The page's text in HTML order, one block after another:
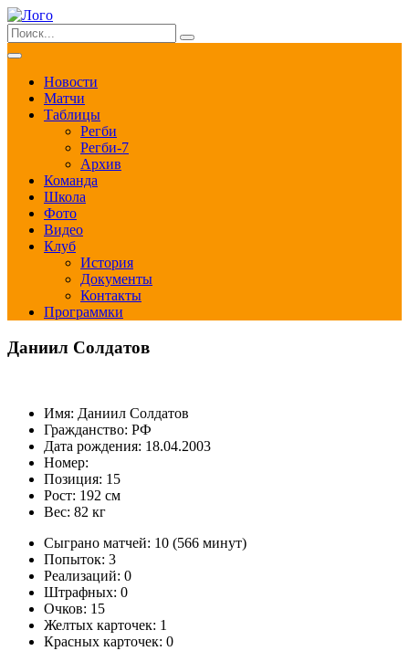
Новости
Матчи
Таблицы
Регби
Регби-7
Архив
Команда
Школа
Фото
Видео
Клуб
История
Документы
Контакты
Программки
Даниил Солдатов
Имя: Даниил Солдатов
Гражданство: РФ
Дата рождения: 18.04.2003
Номер:
Позиция: 15
Рост: 192 см
Вес: 82 кг
Сыграно матчей: 10 (566 минут)
Попыток: 3
Реализаций: 0
Штрафных: 0
Очков: 15
Желтых карточек: 1
Красных карточек: 0